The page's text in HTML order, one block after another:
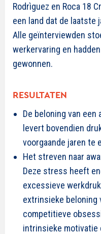
Rodrìguez en Roca 18
een land dat de laatste
Alle geïnterviewden
werkervaring en
gewonnen.
RESULTATEN
De beloning van een
levert bovendien
voorgaande jaren te
Het streven naar
Deze stress heeft
excessieve
extrinsieke beloning
competitieve
intrinsieke motivatie